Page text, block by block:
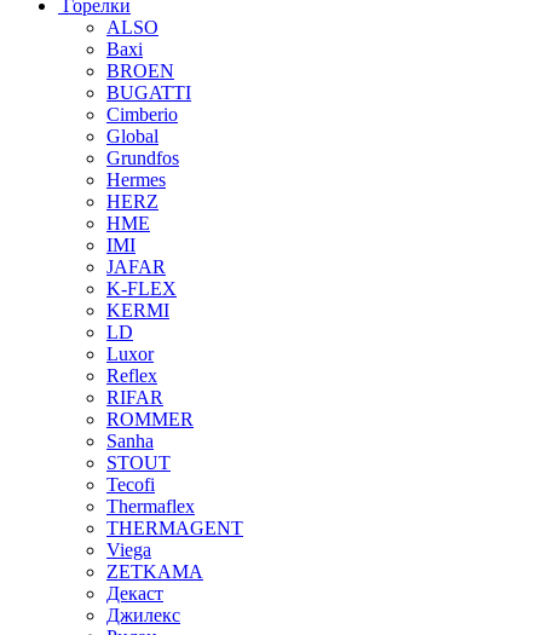
Горелки
ALSO
Baxi
BROEN
BUGATTI
Cimberio
Global
Grundfos
Hermes
HERZ
HME
IMI
JAFAR
K-FLEX
KERMI
LD
Luxor
Reflex
RIFAR
ROMMER
Sanha
STOUT
Tecofi
Thermaflex
THERMAGENT
Viega
ZETKAMA
Декаст
Джилекс